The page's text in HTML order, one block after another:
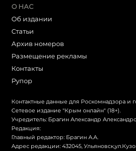
О НАС
Об издании
Статьи
Архив номеров
Размещение рекламы
Контакты
Рупор
Контактные данные для Роскомнадзора и
Сетевое издание "Крым онлайн" (18+).
Учредитель: Брагин Александр
Редакция:
Главный редактор: Брагин А.А.
Адрес редакции: 432045,